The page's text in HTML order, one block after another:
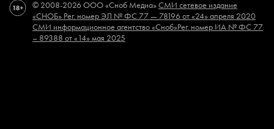
© 2008-2026 ООО «Сноб Медиа»СМИ сетевое издание
«СНОБ» Рег. номер ЭЛ № ФС 77 — 78196 от «24» апреля 2020
СМИ информационное агентство «Сноб»Рег. номер ИА № ФС 77
– 89388 от «14» мая 2025